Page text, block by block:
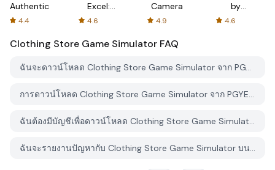
Authenticator
4.4
Excel:
Spreadsheets
4.6
Camera
4.9
by
AFTVnews
4.6
Clothing Store Game Simulator FAQ
ฉันจะดาวน์โหลด Clothing Store Game Simulator จาก PGYER APK HUB อย่างไร?
การดาวน์โหลด Clothing Store Game Simulator จาก PGYER APK HUB ฟรีหรือไม่?
ฉันต้องมีบัญชีเพื่อดาวน์โหลด Clothing Store Game Simulator จาก PGYER APK HUB หรือไม่?
ฉันจะรายงานปัญหากับ Clothing Store Game Simulator บน PGYER APK HUB ได้อย่างไร?